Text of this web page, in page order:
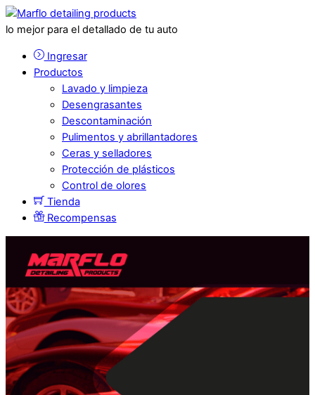
lo mejor para el detallado de tu auto
Ingresar
Productos
Lavado y limpieza
Desengrasantes
Descontaminación
Pulimentos y abrillantadores
Ceras y selladores
Protección de plásticos
Control de olores
Tienda
Recompensas